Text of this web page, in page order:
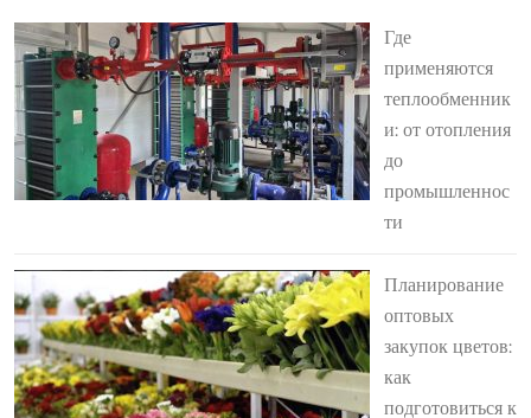
Где
применяются
теплообменник
и: от отопления
до
промышленнос
ти
Планирование
оптовых
закупок цветов:
как
подготовиться к